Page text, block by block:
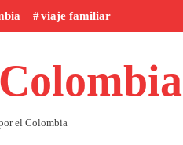
viaje familiar
el Colombia